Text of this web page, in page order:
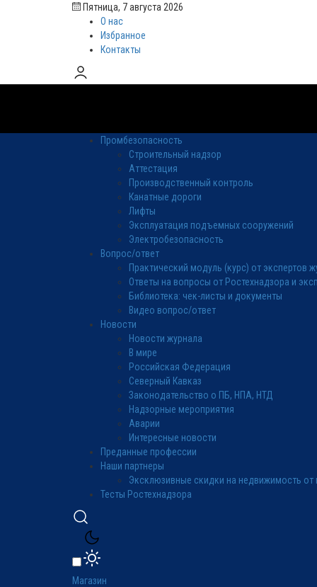
Пятница, 7 августа 2026
О нас
Избранное
Контакты
Промбезопасность
Строительный надзор
Аттестация
Производственный контроль
Канатные дороги
Лифты
Эксплуатация подъемных сооружений
Электробезопасность
Вопрос/ответ
Практический модуль (курс) от экспертов
Ответы на вопросы от Ростехнадзора и
Библиотека: чек-листы и документы
Видео вопрос/ответ
Новости
Новости журнала
В мире
Российская Федерация
Северный Кавказ
Законодательство о ПБ, НПА, НТД
Надзорные мероприятия
Аварии
Интересные новости
Преданные профессии
Наши партнеры
Эксклюзивные скидки на недвижимость от
Тесты Ростехнадзора
Магазин